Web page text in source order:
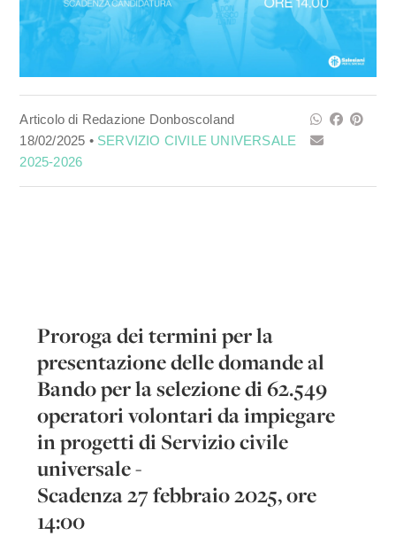
Articolo di Redazione Donboscoland
18/02/2025 • SERVIZIO CIVILE UNIVERSALE
2025-2026
Proroga dei termini per la
presentazione delle domande al
Bando per la selezione di 62.549
operatori volontari da impiegare
in progetti di Servizio civile
universale -
Scadenza 27 febbraio 2025, ore
14:00